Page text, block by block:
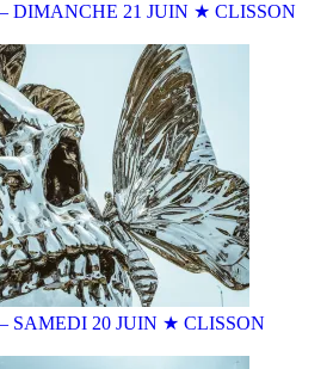
DIMANCHE 21 JUIN ★ CLISSON
SAMEDI 20 JUIN ★ CLISSON